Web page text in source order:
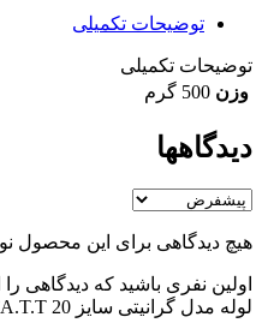
توضیحات تکمیلی
توضیحات تکمیلی
وزن 500 گرم
دیدگاهها
هیچ دیدگاهی برای این محصول
اولین نفری باشید که دیدگاهی
لوله مدل گرانیتی سایز 20 A.T.T”